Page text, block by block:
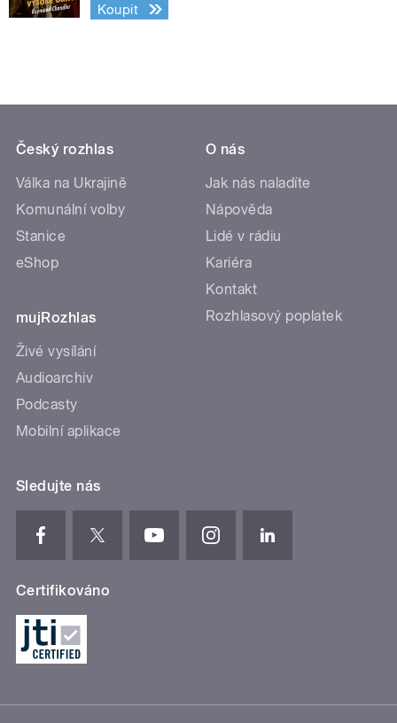
Koupit
Český rozhlas
Válka na Ukrajině
Komunální volby
Stanice
eShop
mujRozhlas
Živé vysílání
Audioarchiv
Podcasty
Mobilní aplikace
O nás
Jak nás naladíte
Nápověda
Lidé v rádiu
Kariéra
Kontakt
Rozhlasový poplatek
Sledujte nás
Certifikováno